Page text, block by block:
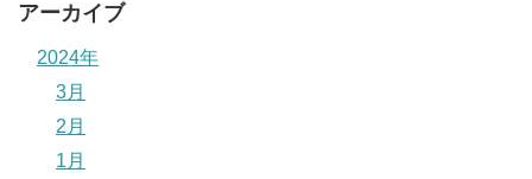
アーカイブ
2024年
3月
2月
1月